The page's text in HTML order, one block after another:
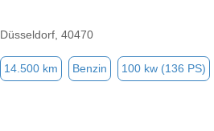
Düsseldorf, 40470
14.500 km Benzin 100 kw (136 PS)